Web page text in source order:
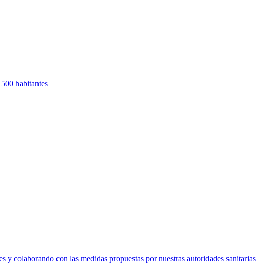
habitantes
colaborando con las medidas propuestas por nuestras autoridades sanitarias